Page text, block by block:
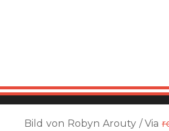
Bild von Robyn Arouty / Via